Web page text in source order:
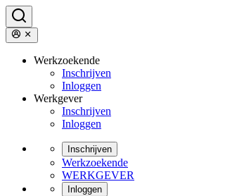
Werkzoekende
Inschrijven
Inloggen
Werkgever
Inschrijven
Inloggen
Inschrijven
Werkzoekende
WERKGEVER
Inloggen